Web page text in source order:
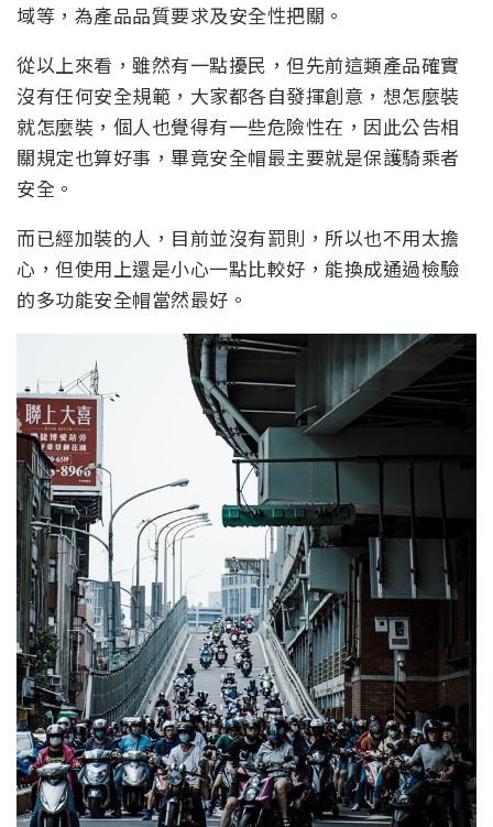
域等，為產品品質要求及安全性把關。
從以上來看，雖然有一點擾民，但先前這類產品確實
沒有任何安全規範，大家都各自發揮創意，想怎麼裝
就怎麼裝，個人也覺得有一些危險性在，因此公告相
關規定也算好事，畢竟安全帽最主要就是保護騎乘者
安全。
而已經加裝的人，目前並沒有罰則，所以也不用太擔
心，但使用上還是小心一點比較好，能換成通過檢驗
的多功能安全帽當然最好。